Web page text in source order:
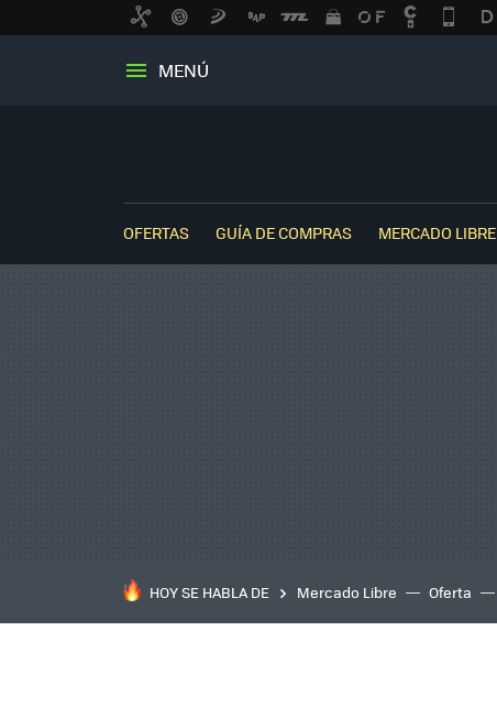
MENÚ
OFERTAS GUÍA DE COMPRAS MERCADO LIBRE
HOY SE HABLA DE Mercado Libre Oferta